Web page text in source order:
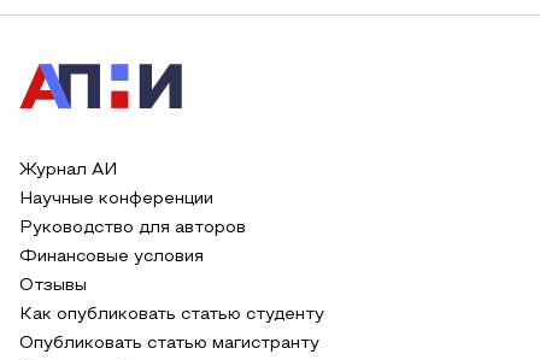
Журнал АИ
Научные конференции
Руководство для авторов
Финансовые условия
Отзывы
Как опубликовать статью студенту
Опубликовать статью магистранту